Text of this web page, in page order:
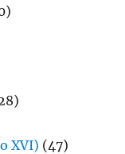
XVI) (47)